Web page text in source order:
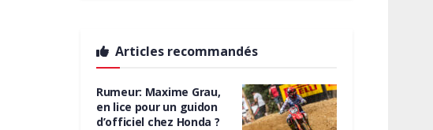
Articles recommandés
Rumeur: Maxime Grau,
en lice pour un guidon
d’officiel chez Honda ?